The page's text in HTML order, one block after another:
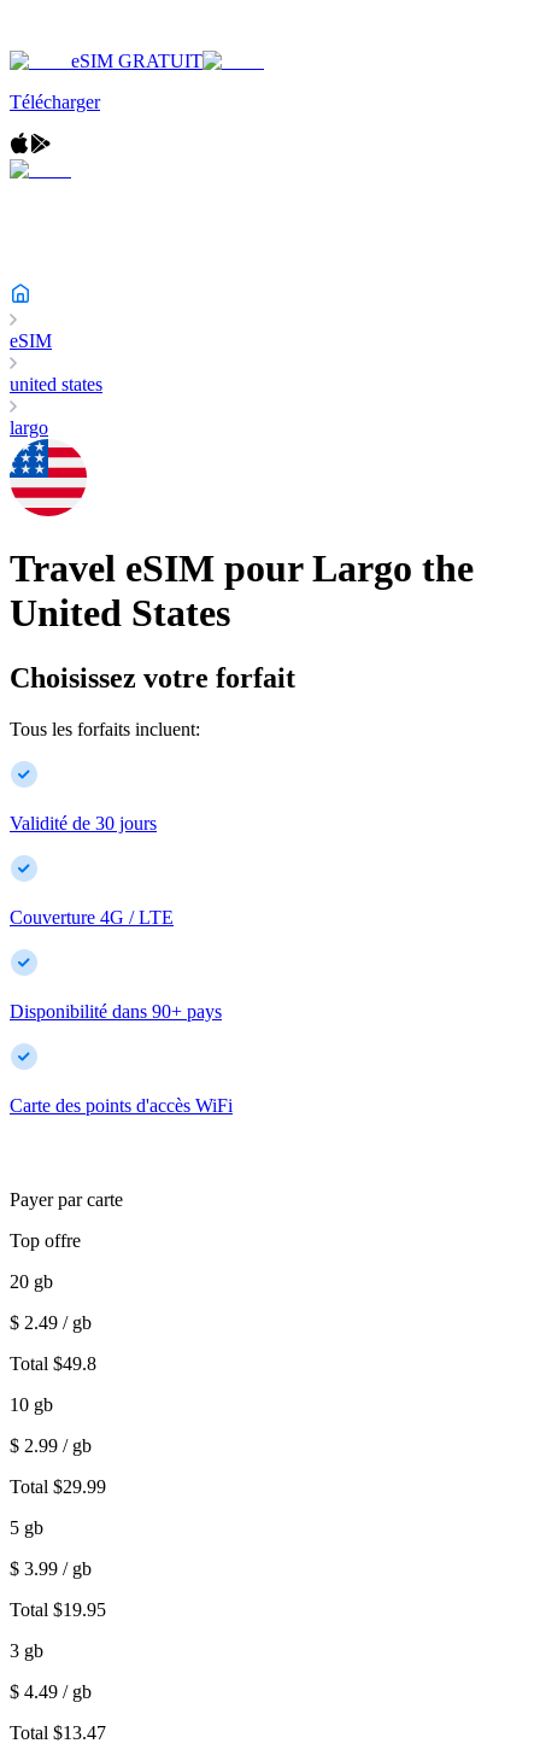
eSIM GRATUIT
Télécharger
eSIM
united states
largo
Travel eSIM pour Largo the
United States
Choisissez votre forfait
Tous les forfaits incluent:
Validité de 30 jours
Couverture 4G / LTE
Disponibilité dans 90+ pays
Carte des points d'accès WiFi
Payer par carte
Top offre
20 gb
$ 2.49 / gb
Total $49.8
10 gb
$ 2.99 / gb
Total $29.99
5 gb
$ 3.99 / gb
Total $19.95
3 gb
$ 4.49 / gb
Total $13.47